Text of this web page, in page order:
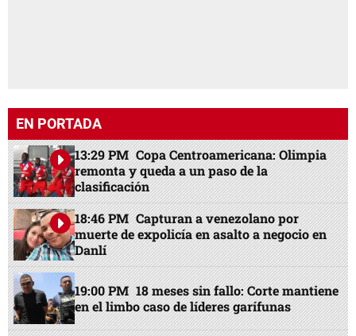
EN PORTADA
13:29 PM Copa Centroamericana: Olimpia
remonta y queda a un paso de la
clasificación
18:46 PM Capturan a venezolano por
muerte de expolicía en asalto a negocio en
Danlí
19:00 PM 18 meses sin fallo: Corte mantiene
en el limbo caso de líderes garífunas